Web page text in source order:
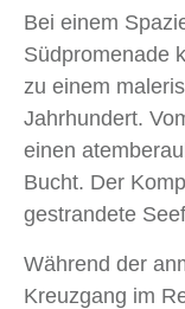
Bei einem
Südpromenade
zu einem
Jahrhundert.
einen
Bucht. Der
gestrandete
Während der
Kreuzgang im